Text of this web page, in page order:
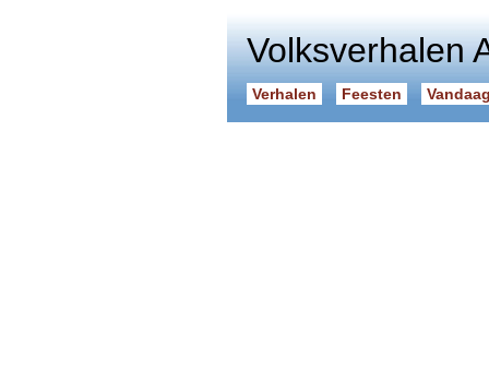
Volksverhalen
Verhalen Feesten